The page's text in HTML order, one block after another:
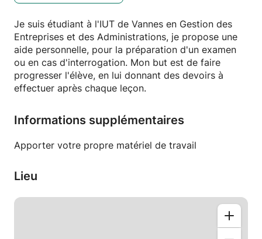
Je suis étudiant à l'IUT de Vannes en Gestion des
Entreprises et des Administrations, je propose une
aide personnelle, pour la préparation d'un examen
ou en cas d'interrogation. Mon but est de faire
progresser l'élève, en lui donnant des devoirs à
effectuer après chaque leçon.
Informations supplémentaires
Apporter votre propre matériel de travail
Lieu